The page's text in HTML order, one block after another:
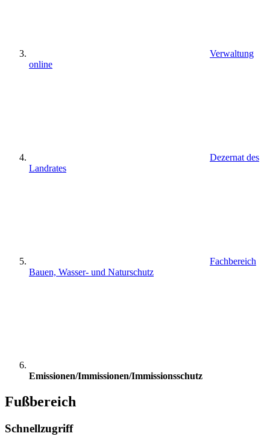
Verwaltung
online
Dezernat des
Landrates
Fachbereich
Bauen, Wasser- und Naturschutz
Emissionen/Immissionen/Immissionsschutz
Fußbereich
Schnellzugriff